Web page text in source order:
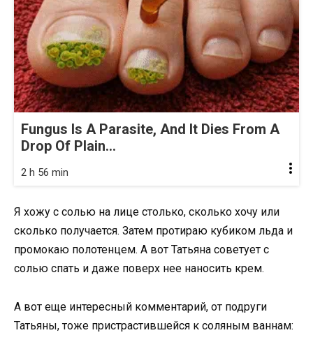
Fungus Is A Parasite, And It Dies From A
Drop Of Plain...
2 h 56 min
Я хожу с солью на лице столько, сколько хочу или
сколько получается. Затем протираю кубиком льда и
промокаю полотенцем. А вот Татьяна советует с
солью спать и даже поверх нее наносить крем.
А вот еще интересный комментарий, от подруги
Татьяны, тоже пристрастившейся к соляным ваннам: